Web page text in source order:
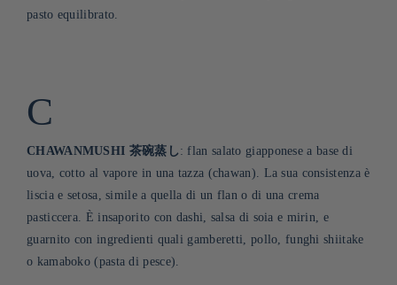
pasto equilibrato.
C
CHAWANMUSHI 茶碗蒸し: flan salato giapponese a base di
uova, cotto al vapore in una tazza (chawan). La sua consistenza è
liscia e setosa, simile a quella di un flan o di una crema
pasticcera. È insaporito con dashi, salsa di soia e mirin, e
guarnito con ingredienti quali gamberetti, pollo, funghi shiitake
o kamaboko (pasta di pesce).